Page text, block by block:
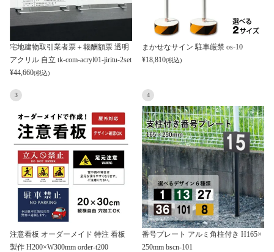
宅地建物取引業者票＋報酬額票 透明
アクリル 自立 tk-com-acryl01-jiritu-2set
¥44,660(税込)
まかせなサイン 駐車厳禁 os-10
¥18,810(税込)
3
注意看板 オーダーメイド 特注 看板
製作 H200×W300mm order-t200
4
番号プレート アルミ角柱付き H165×
250mm bscn-101